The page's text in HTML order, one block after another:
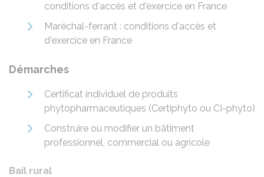
conditions d'accès et d'exercice en France
Maréchal-ferrant : conditions d'accès et
d'exercice en France
Démarches
Certificat individuel de produits
phytopharmaceutiques (Certiphyto ou CI-phyto)
Construire ou modifier un bâtiment
professionnel, commercial ou agricole
Bail rural